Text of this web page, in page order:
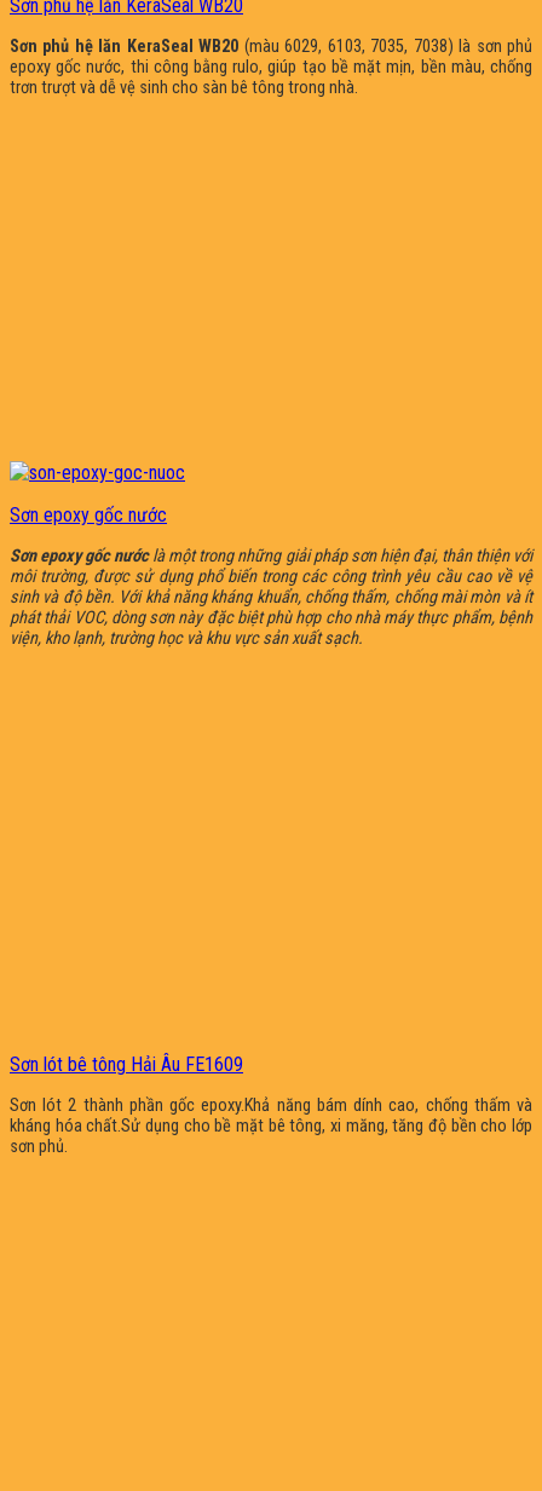
Sơn phủ hệ lăn KeraSeal WB20
Sơn phủ hệ lăn KeraSeal WB20 (màu 6029, 6103, 7035, 7038) là sơn phủ
epoxy gốc nước, thi công bằng rulo, giúp tạo bề mặt mịn, bền màu, chống
trơn trượt và dễ vệ sinh cho sàn bê tông trong nhà.
Sơn epoxy gốc nước
Sơn epoxy gốc nướclà một trong những giải pháp sơn hiện đại, thân thiện với
môi trường, được sử dụng phổ biến trong các công trình yêu cầu cao về vệ
sinh và độ bền. Với khả năng kháng khuẩn, chống thấm, chống mài mòn và ít
phát thải VOC, dòng sơn này đặc biệt phù hợp cho nhà máy thực phẩm, bệnh
viện, kho lạnh, trường học và khu vực sản xuất sạch.
Sơn lót bê tông Hải Âu FE1609
Sơn lót 2 thành phần gốc epoxy.Khả năng bám dính cao, chống thấm và
kháng hóa chất.Sử dụng cho bề mặt bê tông, xi măng, tăng độ bền cho lớp
sơn phủ.